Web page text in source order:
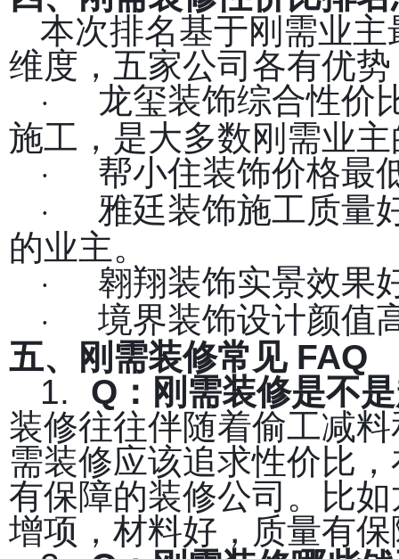
本次排名基于刚需业
维度，五家公司各有优势
·
龙玺装饰综合性价
施工，是大多数刚需业
· 帮小住装饰价格最
·
雅廷装饰施工质量
的业主。
· 翱翔装饰实景效果
·
境界装饰设计颜值
五、刚需装修常见 FAQ
1.
Q ：刚需装修是不
装修往往伴随着偷工减
需装修应该追求性价比
有保障的装修公司。比
增项，材料好，质量有